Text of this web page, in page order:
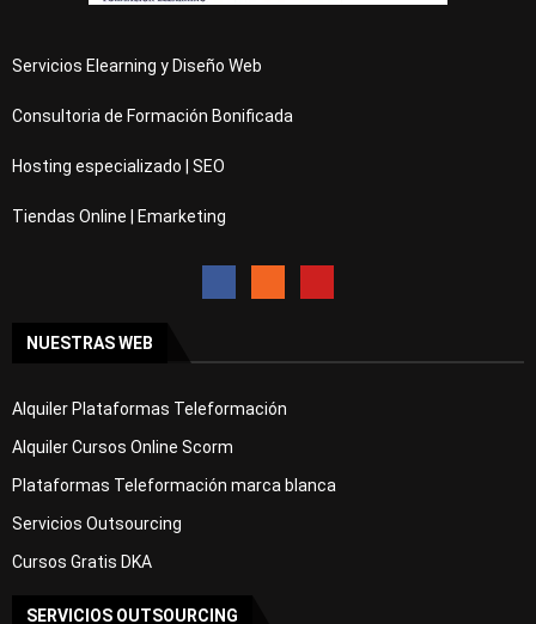
Servicios Elearning y Diseño Web
Consultoria de Formación Bonificada
Hosting especializado | SEO
Tiendas Online | Emarketing
NUESTRAS WEB
Alquiler Plataformas Teleformación
Alquiler Cursos Online Scorm
Plataformas Teleformación marca blanca
Servicios Outsourcing
Cursos Gratis DKA
SERVICIOS OUTSOURCING